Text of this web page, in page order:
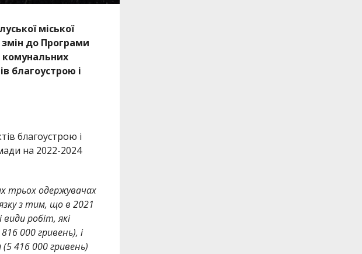
міської
до Програми
комунальних
благоустрою і
благоустрою і
на 2022-2024
трьох одержувачах
з тим, що в 2021
робіт, які
000 гривень), і
416 000 гривень)